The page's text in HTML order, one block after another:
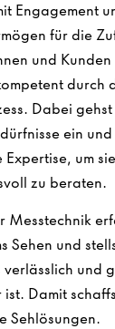
Engagement
für die
und
durch
Dabei
ein
um
zu beraten.
Messtechnik
Sehen und
verlässlich und
Damit
Sehlösungen.